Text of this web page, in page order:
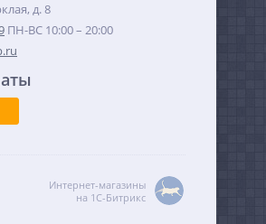
д. 8
ПН-ВС 10:00 – 20:00
Интернет-магазины
на 1С-Битрикс